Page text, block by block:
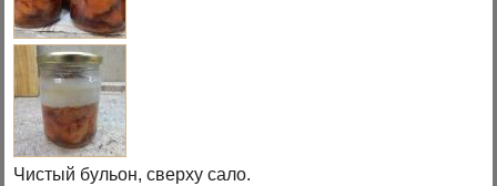
Чистый бульон, сверху сало.